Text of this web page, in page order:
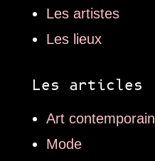
Les artistes
Les lieux
Les articles
Art contemporain
Mode